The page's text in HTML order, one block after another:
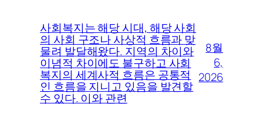
사회복지는 해당 시대, 해당 사회
의 사회 구조나 사상적 흐름과 맞
물려 발달해왔다. 지역의 차이와
이념적 차이에도 불구하고 사회
복지의 세계사적 흐름은 공통적
인 흐름을 지니고 있음을 발견할
수 있다. 이와 관련
8월
6,
2026